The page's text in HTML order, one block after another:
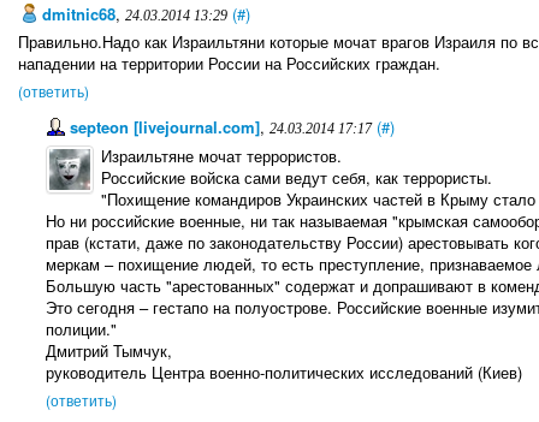
dmitnic68, 24.03.2014 13:29 (#)
Правильно.Надо как Израильтяни которые мочат врагов Израиля по
нападении на территории России на Российских граждан.
(ответить)
septeon [livejournal.com], 24.03.2014 17:17 (#)
Израильтяне мочат террористов.
Российские войска сами ведут себя, как террористы.
"Похищение командиров Украинских частей в Крыму
Но ни российские военные, ни так называемая "крымская
прав (кстати, даже по законодательству России) арестовывать
меркам – похищение людей, то есть преступление,
Большую часть "арестованных" содержат и допрашивают в
Это сегодня – гестапо на полуострове. Российские военные
полиции."
Дмитрий Тымчук,
руководитель Центра военно-политических исследований (Киев)
(ответить)